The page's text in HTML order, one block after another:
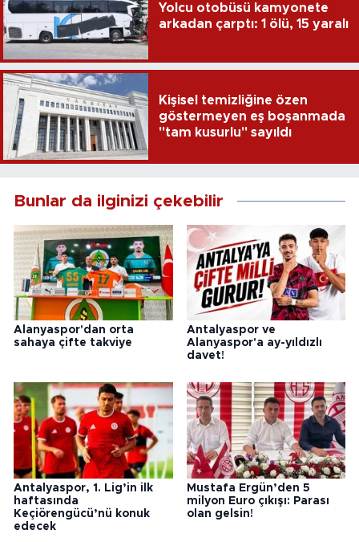
Yolcu otobüsü kamyonete
arkadan çarptı: 1 ölü, 15 yaralı
Kişisel temizliğine özen
göstermeyen eş boşanmada
"tam kusurlu" sayıldı
Bunlar da ilginizi çekebilir
Alanyaspor'dan orta
sahaya çifte takviye
Antalyaspor ve
Alanyaspor'a ay-yıldızlı
davet!
Antalyaspor, 1. Lig’in ilk
haftasında
Keçiörengücü’nü konuk
edecek
Mustafa Ergün’den 5
milyon Euro çıkışı: Parası
olan gelsin!